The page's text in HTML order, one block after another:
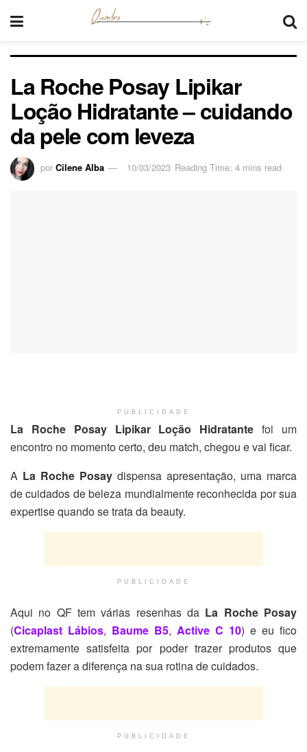
La Roche Posay Lipikar
Loção Hidratante – cuidando
da pele com leveza
por Cilene Alba 10/03/2023 Reading Time: 4 mins read
PUBLICIDADE
La Roche Posay Lipikar Loção Hidratante foi um
encontro no momento certo, deu match, chegou e vai ficar.
A La Roche Posay dispensa apresentação, uma marca
de cuidados de beleza mundialmente reconhecida por sua
expertise quando se trata da beauty.
PUBLICIDADE
Aqui no QF tem várias resenhas da La Roche Posay
(Cicaplast Lábios, Baume B5, Active C 10) e eu fico
extremamente satisfeita por poder trazer produtos que
podem fazer a diferença na sua rotina de cuidados.
PUBLICIDADE